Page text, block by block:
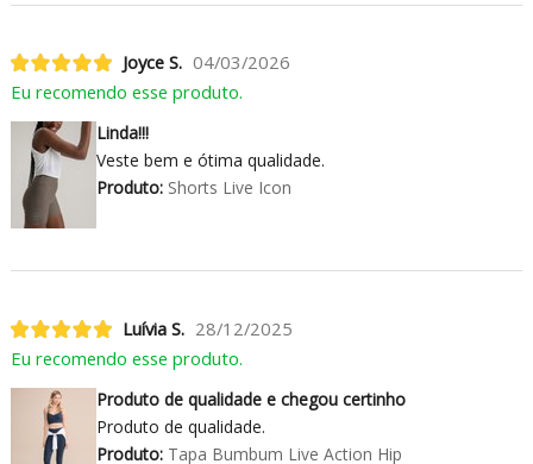
Joyce S. 04/03/2026
Eu recomendo esse produto.
Linda!!!
Veste bem e ótima qualidade.
Produto:Shorts Live Icon
Luívia S. 28/12/2025
Eu recomendo esse produto.
Produto de qualidade e chegou certinho
Produto de qualidade.
Produto:Tapa Bumbum Live Action Hip